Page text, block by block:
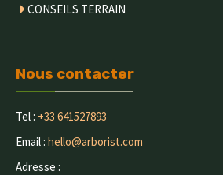
CONSEILS TERRAIN
Nous contacter
Tel : +33 641527893
Email : hello@arborist.com
Adresse :